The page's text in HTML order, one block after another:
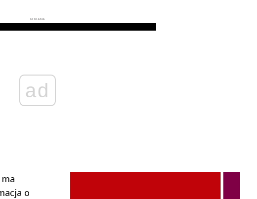
REKLAMA
ad
o